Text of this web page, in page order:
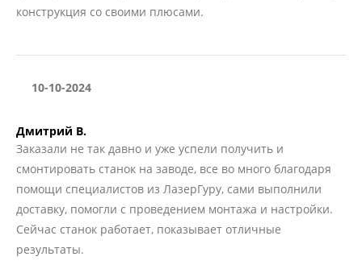
конструкция со своими плюсами.
10-10-2024
Дмитрий В.
Заказали не так давно и уже успели получить и
смонтировать станок на заводе, все во много благодаря
помощи специалистов из ЛазерГуру, сами выполнили
доставку, помогли с проведением монтажа и настройки.
Сейчас станок работает, показывает отличные
результаты.